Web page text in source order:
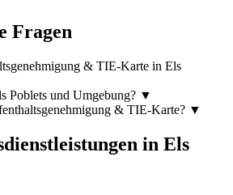
Fragen
& TIE-Karte in Els
Poblets und Umgebung? ▼
& TIE-Karte? ▼
in Els